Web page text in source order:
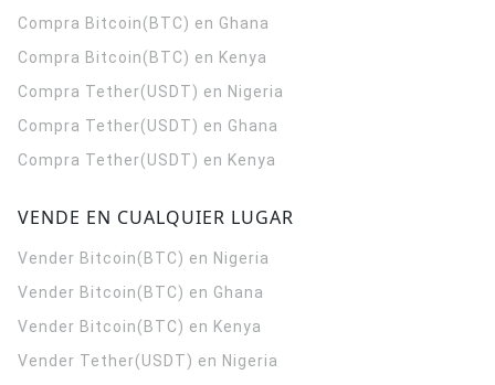
Compra Bitcoin(BTC) en Ghana
Compra Bitcoin(BTC) en Kenya
Compra Tether(USDT) en Nigeria
Compra Tether(USDT) en Ghana
Compra Tether(USDT) en Kenya
VENDE EN CUALQUIER LUGAR
Vender Bitcoin(BTC) en Nigeria
Vender Bitcoin(BTC) en Ghana
Vender Bitcoin(BTC) en Kenya
Vender Tether(USDT) en Nigeria